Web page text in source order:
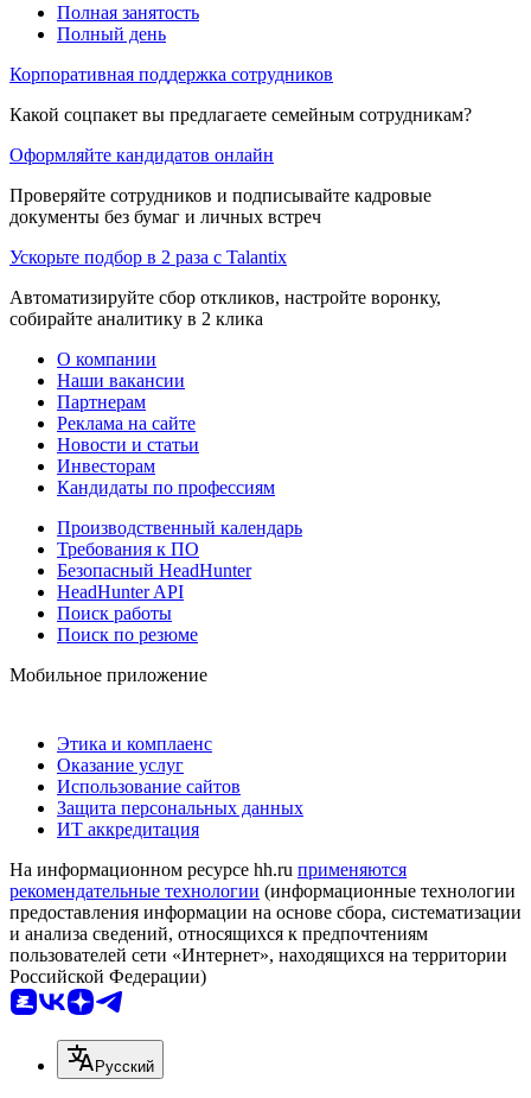
Полная занятость
Полный день
Корпоративная поддержка сотрудников
Какой соцпакет вы предлагаете семейным сотрудникам?
Оформляйте кандидатов онлайн
Проверяйте сотрудников и подписывайте кадровые
документы без бумаг и личных встреч
Ускорьте подбор в 2 раза с Talantix
Автоматизируйте сбор откликов, настройте воронку,
собирайте аналитику в 2 клика
О компании
Наши вакансии
Партнерам
Реклама на сайте
Новости и статьи
Инвесторам
Кандидаты по профессиям
Производственный календарь
Требования к ПО
Безопасный HeadHunter
HeadHunter API
Поиск работы
Поиск по резюме
Мобильное приложение
Этика и комплаенс
Оказание услуг
Использование сайтов
Защита персональных данных
ИТ аккредитация
На информационном ресурсе hh.ru применяются
рекомендательные технологии (информационные технологии
предоставления информации на основе сбора, систематизации
и анализа сведений, относящихся к предпочтениям
пользователей сети «Интернет», находящихся на территории
Российской Федерации)
Русский